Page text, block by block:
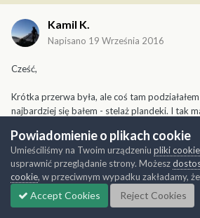
Kamil K.
Napisano 19 Września 2016
Cześć,
Krótka przerwa była, ale coś tam
najbardziej się bałem - stelaż plandeki. I tak
drucikami było całkiem sporo. Wciąż przede
drobnych detali na stelażu, ale na wszystko
Stelaż jest nieprzyklejony do UAZa -
do malowania, nie wiem jednak czy uda mi
sklejenia stelaża - najwyżej przyłapię go CA, a
zobaczymy.
Powiadomienie o plikach cookie
Umieściliśmy na Twoim urządzeniu pliki cookie
usprawnić przeglądanie strony. Możesz
cookie, w przeciwnym wypadku zakładamy,
Accept Cookies Reject Cookies